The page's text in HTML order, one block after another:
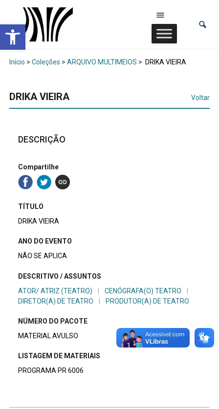
Abrir a barra de ferramentas
Início > Coleções > ARQUIVO MULTIMEIOS > DRIKA VIEIRA
DRIKA VIEIRA Voltar
DESCRIÇÃO
Compartilhe
TÍTULO
DRIKA VIEIRA
ANO DO EVENTO
NÃO SE APLICA
DESCRITIVO / ASSUNTOS
ATOR/ ATRIZ (TEATRO)
CENÓGRAFA(O) TEATRO
DIRETOR(A) DE TEATRO
PRODUTOR(A) DE TEATRO
NÚMERO DO PACOTE
MATERIAL AVULSO
LISTAGEM DE MATERIAIS
PROGRAMA PR 6006